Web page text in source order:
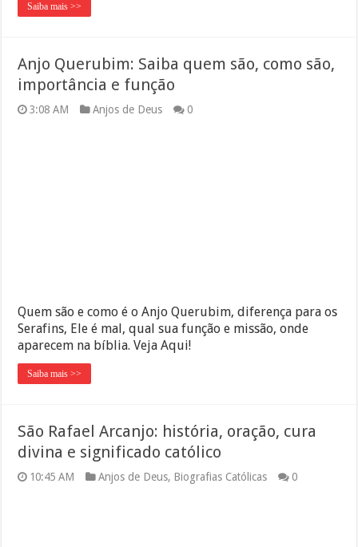
Saiba mais >>
Anjo Querubim: Saiba quem são, como são,
importância e função
3:08 AM Anjos de Deus 0
Quem são e como é o Anjo Querubim, diferença para os
Serafins, Ele é mal, qual sua função e missão, onde
aparecem na bíblia. Veja Aqui!
Saiba mais >>
São Rafael Arcanjo: história, oração, cura
divina e significado católico
10:45 AM Anjos de Deus, Biografias Católicas 0